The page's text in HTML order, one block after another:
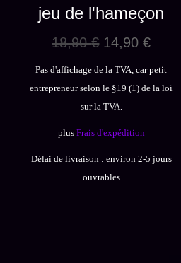
jeu de l'hameçon
18,90€ Le
initial
était :
18,90 €.
14,90€Le
actuel
est :
Pas d'affichage de la TVA, car petit
entrepreneur selon le §19 (1) de la loi
sur la TVA.
plus Frais d'expédition
Délai de livraison : environ 2-5 jours
ouvrables